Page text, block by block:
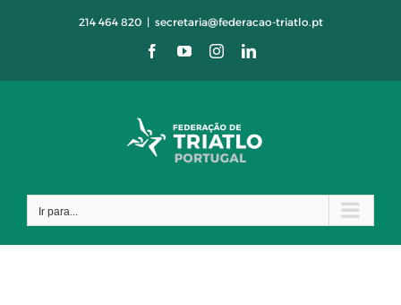
214 464 820 | secretaria@federacao-triatlo.pt
FacebookYouTubeInstagramLinkedIn
Ir para...